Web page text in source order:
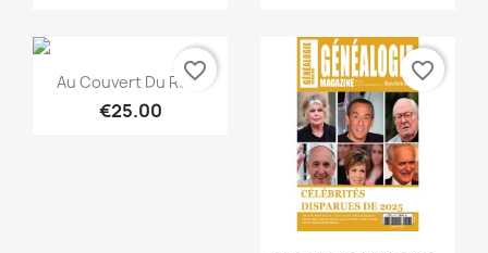
Quick view
Au Couvert Du Roi...
€25.00
favorite_border favorite_border